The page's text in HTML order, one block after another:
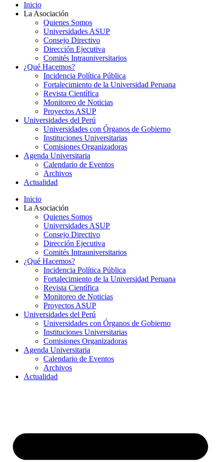
Inicio
La Asociación
Quienes Somos
Universidades ASUP
Consejo Directivo
Dirección Ejecutiva
Comités Intrauniversitarios
¿Qué Hacemos?
Incidencia Política Pública
Fortalecimiento de la Universidad Peruana
Revista Científica
Monitoreo de Noticias
Proyectos ASUP
Universidades del Perú
Universidades con Órganos de Gobierno
Instituciones Universitarias
Comisiones Organizadoras
Agenda Universitaria
Calendario de Eventos
Archivos
Actualidad
Inicio
La Asociación
Quienes Somos
Universidades ASUP
Consejo Directivo
Dirección Ejecutiva
Comités Intrauniversitarios
¿Qué Hacemos?
Incidencia Política Pública
Fortalecimiento de la Universidad Peruana
Revista Científica
Monitoreo de Noticias
Proyectos ASUP
Universidades del Perú
Universidades con Órganos de Gobierno
Instituciones Universitarias
Comisiones Organizadoras
Agenda Universitaria
Calendario de Eventos
Archivos
Actualidad